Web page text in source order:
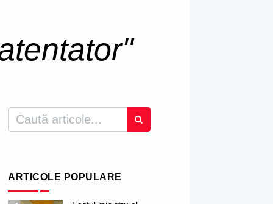
ARTICOLE POPULARE